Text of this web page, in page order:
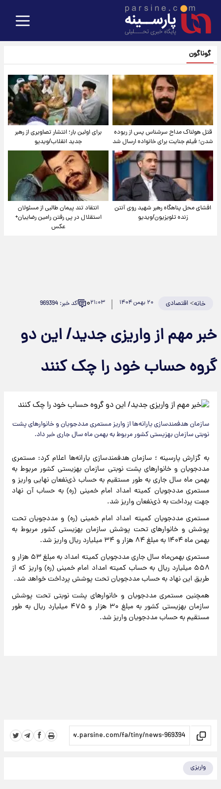
گوناگون
قتل هولناک مداح سرشناس پس از ربوده
شدن؛ فیلم جنایت برای خانواده ارسال شد
برای اولین بار؛ انتشار تصاویری از رهبر
جدید انقلاب/ویدیو
افشای محل پناهگاه‌ رهبر شهید روی آنتن
زنده تلویزیون/ویدیو
انتقاد تند پیمان طالبی از مسئولان
استقلال در پی رفتن رامین رضاییان+
عکس
خانه>اقتصادی ۲۰ بهمن ۱۴۰۴ ۲۱:۰۳۰ کد خبر: 969394
خبر مهم از واریزی جدید/ این دو
گروه حساب خود را چک کنند
سازمان هدفمندسازی یارانه‌ها از واریز مستمری مددجویان و خانوارهای پشت
نوبتی سازمان بهزیستی کشور مربوط به بهمن ماه سال جاری خبر داد.
به گزارش پارسینه ؛ سازمان هدفمندسازی یارانه‌ها اعلام کرد: مستمری
مددجویان و خانوارهای پشت نوبتی سازمان بهزیستی کشور مربوط به
بهمن ماه سال جاری به طور مستقیم به حساب ذی‌نفعان نهایی واریز و
مستمری مددجویان کمیته امداد امام خمینی (ره) به حساب آن نهاد
جهت پرداخت به ذی‌نفعان واریز شد.
مستمری مددجویان کمیته امداد امام خمینی (ره) و مددجویان تحت
پوشش و خانوارهای تحت پوشش سازمان بهزیستی کشور مربوط به
بهمن ماه ۱۴۰۴ به مبلغ ۸۴ هزار و ۳۴ میلیارد ریال واریز شد.
مستمری بهمن‌ماه سال جاری مددجویان کمیته امداد به مبلغ ۵۳ هزار و
۵۵۸ میلیارد ریال به حساب کمیته امداد امام خمینی (ره) واریز که از
طریق این نهاد به حساب مددجویان تحت پوشش پرداخت خواهد شد.
همچنین مستمری مددجویان و خانوارهای پشت نوبتی تحت پوشش
سازمان بهزیستی کشور به مبلغ ۳۰ هزار و ۴۷۵ میلیارد ریال به طور
مستقیم به حساب مددجویان واریز شد.
واریزی